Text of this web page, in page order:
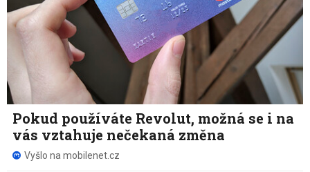
Pokud používáte Revolut, možná se i na
vás vztahuje nečekaná změna
Vyšlo na mobilenet.cz